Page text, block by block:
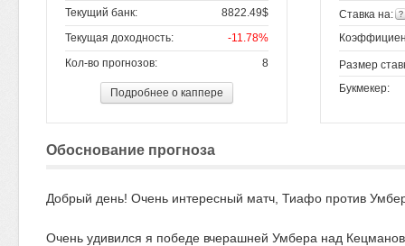
Текущий банк:
8822.49$
Текущая доходность:
-11.78%
Кол-во прогнозов:
8
Подробнее о каппере
Ставка на:
Размер
Букмекер:
Обоснование прогноза
Добрый день! Очень интересный матч, Тиафо против
Очень удивился я победе вчерашней Умбера над